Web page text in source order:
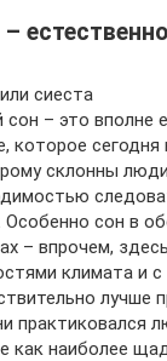
сиеста
– это вполне
которое
склонны
Особенно сон в
– впрочем,
климата и с
лучше
практиковался
как наиболее